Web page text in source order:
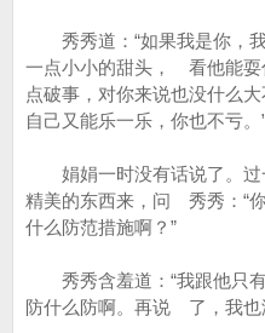
秀秀道：“如果我是你，我
一点小小的甜头， 看他能耍
点破事，对你来说也没什么
自己又能乐一乐，你也不亏。
娟娟一时没有话说了。过
精美的东西来，问 秀秀：“
什么防范措施啊？”
秀秀含羞道：“我跟他只有
防什么防啊。再说 了，我也